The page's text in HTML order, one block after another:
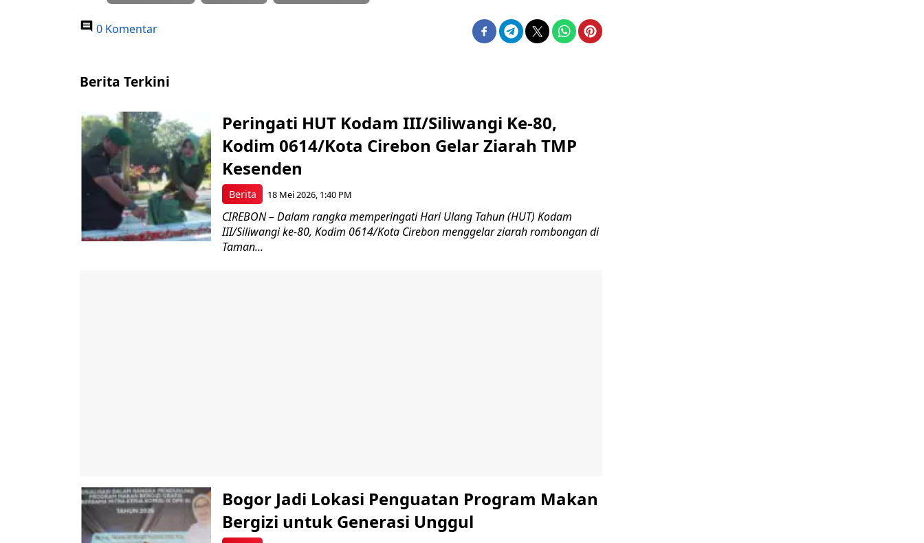
0 Komentar
Berita Terkini
Berita
Peringati HUT Kodam III/Siliwangi Ke-80,
Kodim 0614/Kota Cirebon Gelar Ziarah TMP
Kesenden
18 Mei 2026, 1:40 PM
CIREBON – Dalam rangka memperingati Hari Ulang Tahun (HUT) Kodam
III/Siliwangi ke-80, Kodim 0614/Kota Cirebon menggelar ziarah rombongan di
Taman...
Bogor Jadi Lokasi Penguatan Program Makan
Bergizi untuk Generasi Unggul